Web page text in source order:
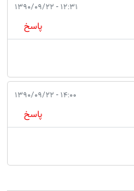
۱۲:۳۱ - ۱۳۹۰/۰۹/۲۲
پاسخ
۱۴:۰۰ - ۱۳۹۰/۰۹/۲۲
پاسخ